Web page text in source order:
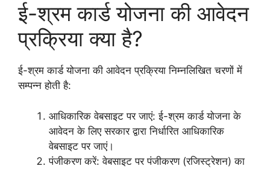
ई-श्रम कार्ड योजना की आवेदन
प्रक्रिया क्या है?
ई-श्रम कार्ड योजना की आवेदन प्रक्रिया निम्नलिखित चरणों में
सम्पन्न होती है:
आधिकारिक वेबसाइट पर जाएं: ई-श्रम कार्ड योजना के
आवेदन के लिए सरकार द्वारा निर्धारित आधिकारिक
वेबसाइट पर जाएं।
पंजीकरण करें: वेबसाइट पर पंजीकरण (रजिस्ट्रेशन) का